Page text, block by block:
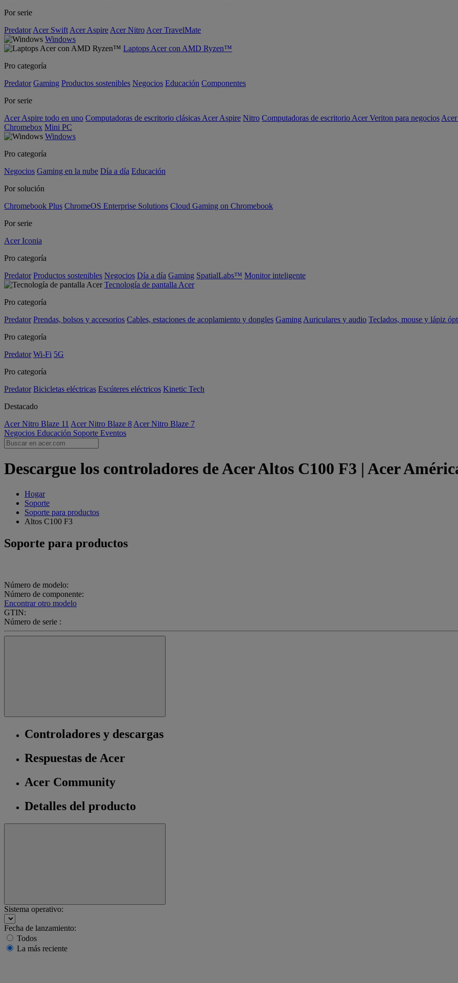
Por serie
Predator Acer Swift Acer Aspire Acer Nitro Acer TravelMate
Windows
Laptops Acer con AMD Ryzen™
Pro categoría
Predator Gaming Productos sostenibles Negocios Educación Componentes
Por serie
Acer Aspire todo en uno Computadoras de escritorio clásicas Acer Aspire Nitro Computadoras de escritorio Acer Veriton para negocios
Chromebox Mini PC
Windows
Pro categoría
Negocios Gaming en la nube Día a día Educación
Por solución
Chromebook Plus ChromeOS Enterprise Solutions Cloud Gaming on Chromebook
Por serie
Acer Iconia
Pro categoría
Predator Productos sostenibles Negocios Día a día Gaming SpatialLabs™ Monitor inteligente
Tecnología de pantalla Acer
Pro categoría
Predator Prendas, bolsos y accesorios Cables, estaciones de acoplamiento y dongles Gaming Auriculares y audio Teclados, mouse y lápiz
Pro categoría
Predator Wi-Fi 5G
Pro categoría
Predator Bicicletas eléctricas Escúteres eléctricos Kinetic Tech
Destacado
Acer Nitro Blaze 11 Acer Nitro Blaze 8 Acer Nitro Blaze 7
Negocios Educación Soporte Eventos
Descargue los controladores de Acer Altos C100 F3 | Acer
Hogar
Soporte
Soporte para productos
Altos C100 F3
Soporte para productos
Número de modelo:
Número de componente:
Encontrar otro modelo
GTIN:
Número de serie :
Controladores y descargas
Respuestas de Acer
Acer Community
Detalles del producto
Sistema operativo:
Fecha de lanzamiento:
Todos
La más reciente